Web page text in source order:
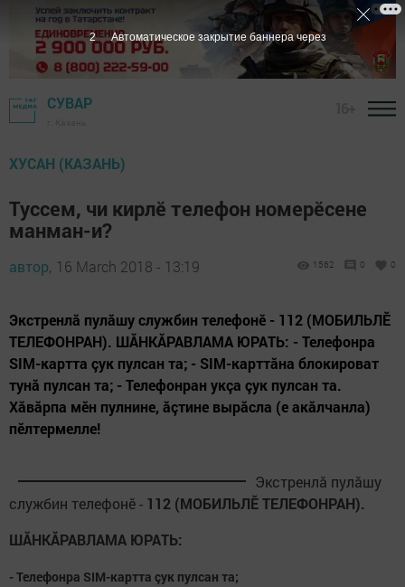
СУВАР
ХУСАН (КАЗАНЬ)
Туссем, чи кирлӗ телефон номерӗсене
манман-и?
автор, 16 March 2018 - 13:19 1562 0 0
Экстренлă пулăшу службин телефонӗ - 112 (МОБИЛЬЛӖ
ТЕЛЕФОНРАН). ШĂНКĂРАВЛАМА ЮРАТЬ: - Телефонра
SIM-картта çук пулсан та; - SIM-карттăна блокироват
тунă пулсан та; - Телефонран укçа çук пулсан та.
Хăвăрпа мӗн пулнине, ăçтине вырăсла (е акăлчанла)
пӗлтермелле!
Экстренлă пулăшу
службин телефонӗ - 112 (МОБИЛЬЛӖ ТЕЛЕФОНРАН).
ШĂНКĂРАВЛАМА ЮРАТЬ:
- Телефонра SIM-картта çук пулсан та;
1 Автоматическое закрытие баннера через